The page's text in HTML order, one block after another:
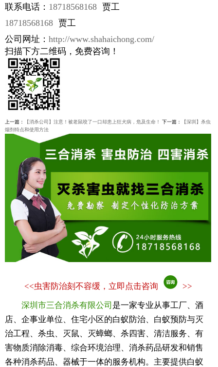
联系电话： 18718568168 贾工
18718568168 贾工
公司网址： http://www.shahaichong.com/
扫描下方二维码，免费咨询！
上一篇： 【消杀公司】注意！被老鼠咬了一口却患上狂犬病，危及生命！ 下一篇：
【深圳】杀虫
烟剂特点和使用方法
<<虫害防治刻不容缓，立即点击咨询 >>
深圳市三合消杀有限公司 是一家专业从事工厂、酒
店、企事业单位、住宅小区的白蚁防治、白蚁预防与灭
治工程、杀虫、灭鼠、灭蟑螂、杀四害、清洁服务、有
害物质消除消毒、综合环境治理、消杀药品研发和销售
各种消杀药品、器械于一体的服务机构。主要提供白蚁